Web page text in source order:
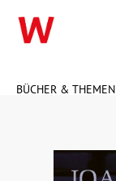
BÜCHER & THEMEN